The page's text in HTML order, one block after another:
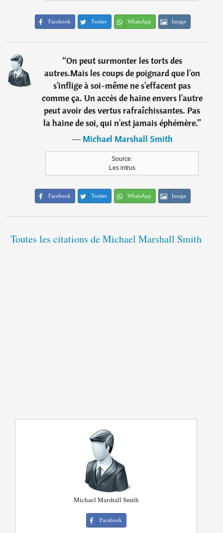
Facebook Twitter WhatsApp Image
“On peut surmonter les torts des
autres.Mais les coups de poignard que l'on
s'inflige à soi-même ne s'effacent pas
comme ça. Un accès de haine envers l'autre
peut avoir des vertus rafraîchissantes. Pas
la haine de soi, qui n'est jamais éphémère.”
―Michael Marshall Smith
Source:
Les intrus
Facebook Twitter WhatsApp Image
Toutes les citations de Michael Marshall Smith
Michael Marshall Smith
Facebook